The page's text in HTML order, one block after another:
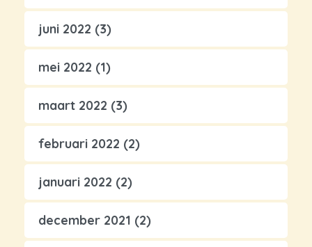
juni 2022 (3)
mei 2022 (1)
maart 2022 (3)
februari 2022 (2)
januari 2022 (2)
december 2021 (2)